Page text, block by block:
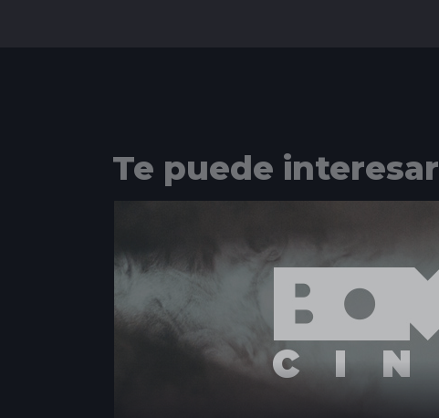
Te puede interesar